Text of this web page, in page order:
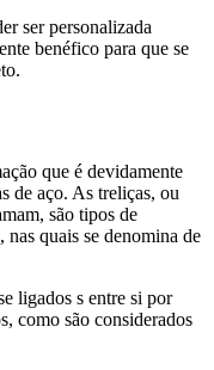
ser personalizada
benéfico para que se
que é devidamente
de aço. As treliças, ou
são tipos de
quais se denomina de
ligados s entre si por
como são considerados